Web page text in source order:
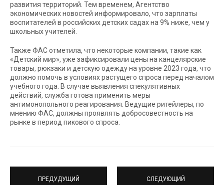
развития территорий. Тем временем, Агентство
экономических новостей информировало, что зарплаты
воспитателей в российских детских садах на 9% ниже, чем у
школьных учителей.
Также ФАС отметила, что некоторые компании, такие как
«Детский мир», уже зафиксировали цены на канцелярские
товары, рюкзаки и детскую одежду на уровне 2023 года, что
должно помочь в условиях растущего спроса перед началом
учебного года. В случае выявления спекулятивных
действий, служба готова применить меры
антимонопольного реагирования. Ведущие ритейлеры, по
мнению ФАС, должны проявлять добросовестность на
рынке в период пикового спроса.
ПРЕДУДУЩИЙ СЛЕДУЮЩИЙ